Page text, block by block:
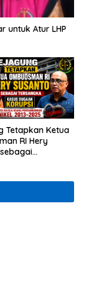
untuk Atur LHP
Tetapkan Ketua
RI Hery
Nikel